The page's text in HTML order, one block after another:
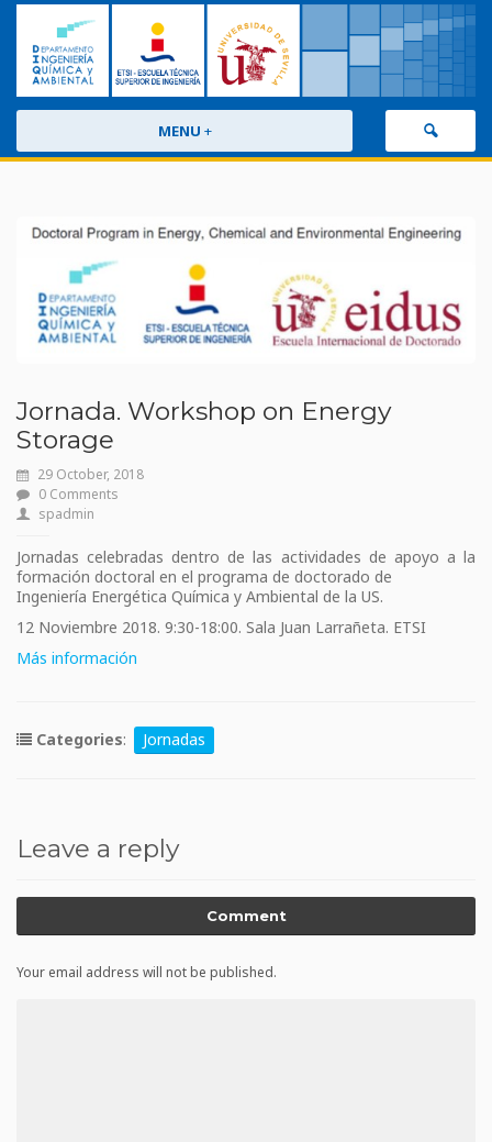
MENU +
Jornada. Workshop on Energy
Storage
29 October, 2018
0 Comments
spadmin
Jornadas celebradas dentro de las actividades de apoyo a la
formación doctoral en el programa de doctorado de
Ingeniería Energética Química y Ambiental de la US.
12 Noviembre 2018. 9:30-18:00. Sala Juan Larrañeta. ETSI
Más información
Categories: Jornadas
Leave a reply
Comment
Your email address will not be published.